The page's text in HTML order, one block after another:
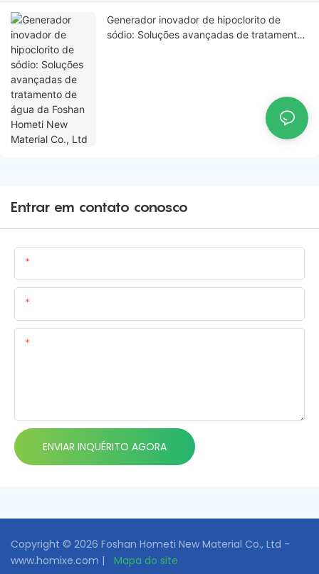
Generador inovador de hipoclorito de
sódio: Soluções avançadas de tratamento
Entrar em contato conosco
ENVIAR INQUÉRITO AGORA
Copyright © 2026 Foshan Hometi New Material Co., Ltd -
www.homixe.com |
Mapa do site